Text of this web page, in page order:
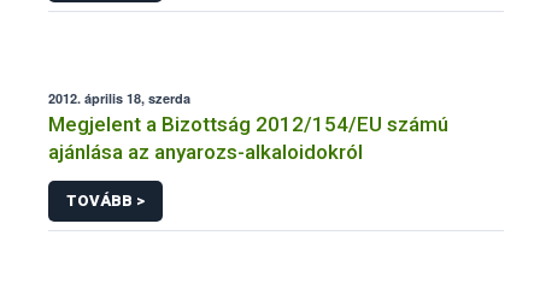
2012. április 18, szerda
Megjelent a Bizottság 2012/154/EU számú
ajánlása az anyarozs-alkaloidokról
TOVÁBB >